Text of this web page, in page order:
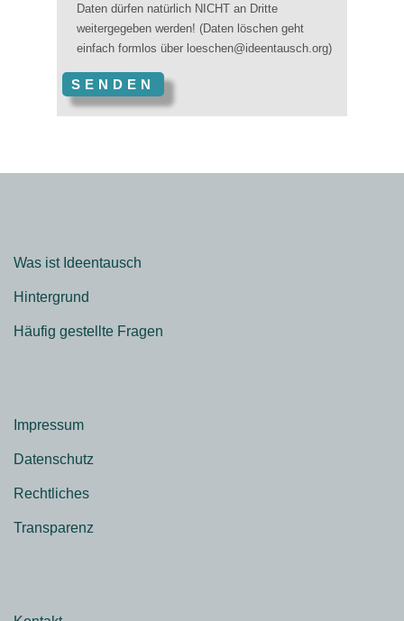
Daten dürfen natürlich NICHT an Dritte
weitergegeben werden! (Daten löschen geht
einfach formlos über loeschen@ideentausch.org)
Was ist Ideentausch
Hintergrund
Häufig gestellte Fragen
Impressum
Datenschutz
Rechtliches
Transparenz